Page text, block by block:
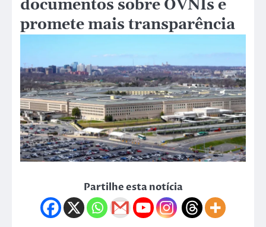
documentos sobre OVNIs e
promete mais transparência
Partilhe esta notícia